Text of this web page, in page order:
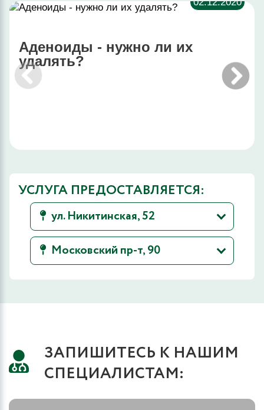
Аденоиды - нужно ли их
удалять?
УСЛУГА ПРЕДОСТАВЛЯЕТСЯ:
ул. Никитинская, 52
Московский пр-т, 90
ЗАПИШИТЕСЬ К НАШИМ
СПЕЦИАЛИСТАМ: